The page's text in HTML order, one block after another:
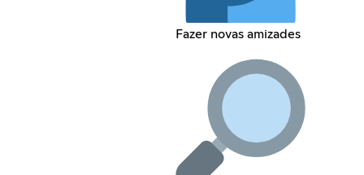
Fazer novas amizades